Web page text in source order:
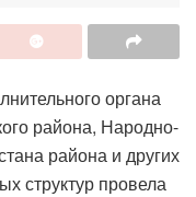
органа
района, Народно-
района и других
структур провела